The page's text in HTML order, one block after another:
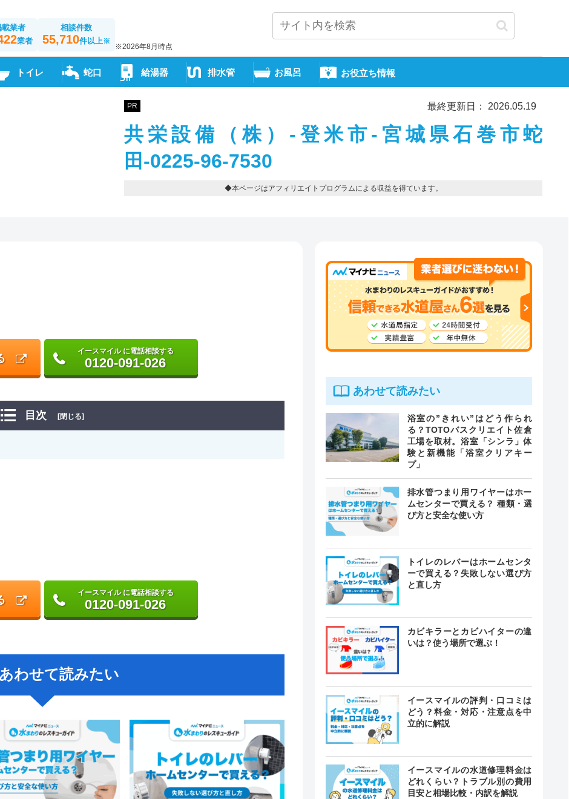
載業者
業者
相談件数
55,710件以上※
※2026年8月時点
トイレ 蛇口 給湯器 排水管 お風呂 お役立ち情報
PR 最終更新日： 2026.05.19
共栄設備（株）-登米市-宮城県石巻市蛇
田-0225-96-7530
◆本ページはアフィリエイトプログラムによる収益を得ています。
イースマイル に電話相談する
0120-091-026
目次 [閉じる]
イースマイル に電話相談する
0120-091-026
あわせて読みたい
あわせて読みたい
浴室の”きれい”はどう作られ
る？TOTOバスクリエイト佐倉
工場を取材。浴室「シンラ」体
験と新機能「浴室クリアキー
プ」
排水管つまり用ワイヤーはホー
ムセンターで買える？ 種類・選
び方と安全な使い方
トイレのレバーはホームセンタ
ーで買える？失敗しない選び方
と直し方
カビキラーとカビハイターの違
いは？使う場所で選ぶ！
イースマイルの評判・口コミは
どう？料金・対応・注意点を中
立的に解説
イースマイルの水道修理料金は
どれくらい？トラブル別の費用
目安と相場比較・内訳を解説